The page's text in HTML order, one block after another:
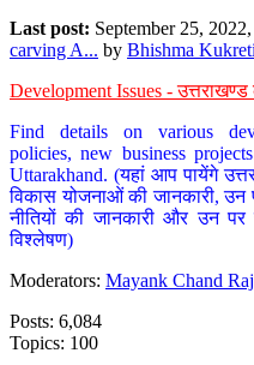
Last post: September 25,
carving A... by Bhishma Kukreti
Development Issues -
Find details on various
policies, new business
Uttarakhand. (यहां आप पायेंगे
विकास योजनाओं की जानकारी, उन
नीतियों की जानकारी और उन
विश्लेषण)
Moderators: Mayank Chand
Posts: 6,084
Topics: 100